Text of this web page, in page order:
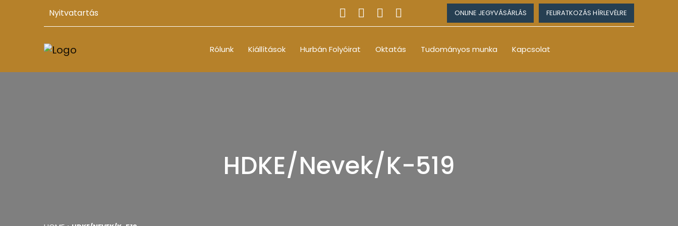
Nyitvatartás ONLINE JEGYVÁSÁRLÁS FELIRATKOZÁS HÍRLEVÉLRE
Rólunk Kiállítások Hurbán Folyóirat Oktatás Tudományos munka Kapcsolat
HDKE/Nevek/K-519